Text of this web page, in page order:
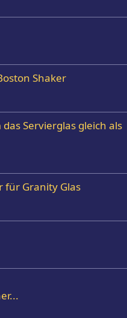
p
Shaker
Servierglas gleich als
für Granity Glas